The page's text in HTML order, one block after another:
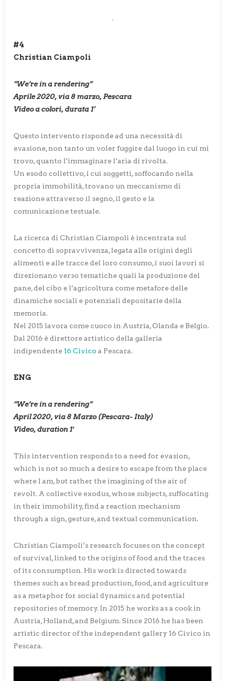
.
#4
Christian Ciampoli
“We’re in a rendering”
Aprile 2020, via 8 marzo, Pescara
Video a colori, durata 1’
Questo intervento risponde ad una necessità di
evasione, non tanto un voler fuggire dal luogo in cui mi
trovo, quanto l’immaginare l’aria di rivolta.
Un esodo collettivo, i cui soggetti, soffocando nella
propria immobilità, trovano un meccanismo di
reazione attraverso il segno, il gesto e la
comunicazione testuale.
La ricerca di Christian Ciampoli è incentrata sul
concetto di sopravvivenza, legata alle origini degli
alimenti e alle tracce del loro consumo, i suoi lavori si
direzionano verso tematiche quali la produzione del
pane, del cibo e l’agricoltura come metafore delle
dinamiche sociali e potenziali depositarie della
memoria.
Nel 2015 lavora come cuoco in Austria, Olanda e Belgio.
Dal 2016 è direttore artistico della galleria
indipendente 16 Civico a Pescara.
ENG
“We’re in a rendering”
April 2020, via 8 Marzo (Pescara- Italy)
Video, duration 1′
This intervention responds to a need for evasion,
which is not so much a desire to escape from the place
where I am, but rather the imagining of the air of
revolt. A collective exodus, whose subjects, suffocating
in their immobility, find a reaction mechanism
through a sign, gesture, and textual communication.
Christian Ciampoli’s research focuses on the concept
of survival, linked to the origins of food and the traces
of its consumption. His work is directed towards
themes such as bread production, food, and agriculture
as a metaphor for social dynamics and potential
repositories of memory. In 2015 he works as a cook in
Austria, Holland, and Belgium. Since 2016 he has been
artistic director of the independent gallery 16 Civico in
Pescara.